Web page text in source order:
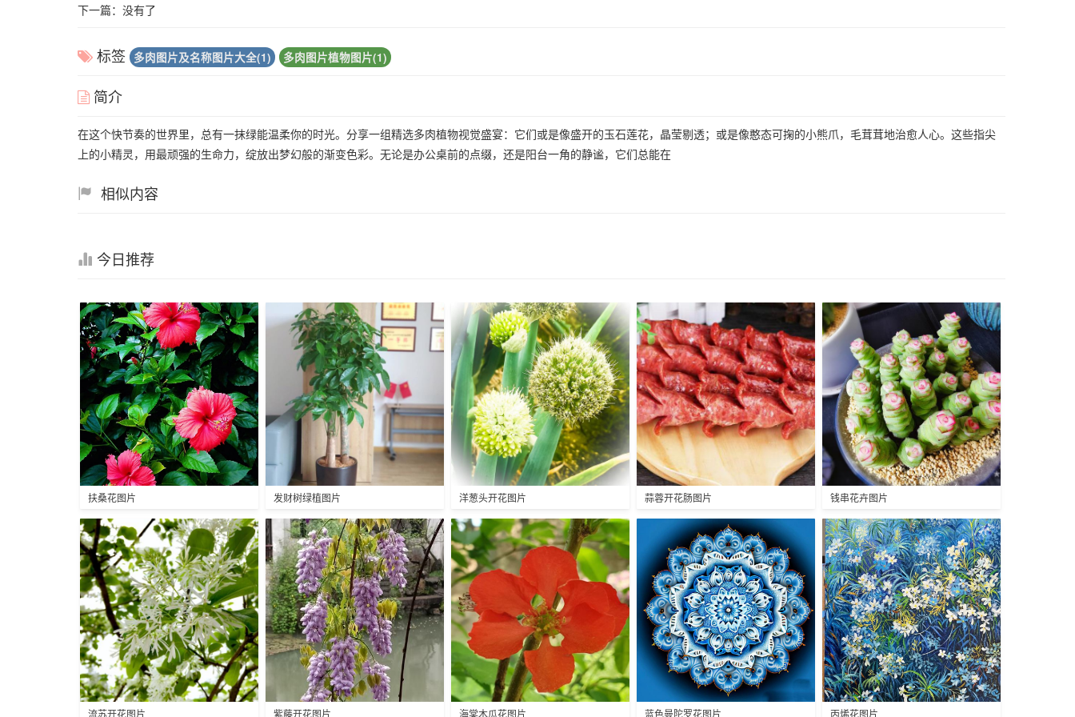
下一篇：没有了
标签 多肉图片及名称图片大全(1) 多肉图片植物图片(1)
简介
在这个快节奏的世界里，总有一抹绿能温柔你的时光。分享一组精选多肉植物视觉盛宴：它们或是像盛开的玉石莲花，晶莹剔透；或是像憨态可掬的小熊爪，毛茸茸地治愈人心。这些指尖
上的小精灵，用最顽强的生命力，绽放出梦幻般的渐变色彩。无论是办公桌前的点缀，还是阳台一角的静谧，它们总能在
相似内容
今日推荐
扶桑花图片 发财树绿植图片 洋葱头开花图片 蒜蓉开花肠图片 钱串花卉图片
流苏开花图片 紫藤开花图片 海棠木瓜花图片 蓝色曼陀罗花图片 丙烯花图片